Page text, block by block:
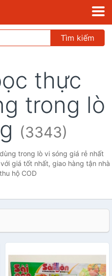
Tìm kiếm
thực
trong lò
(3343)
trong lò vi sóng giá rẻ nhất
giá tốt nhất, giao hàng tận nhà
hộ COD